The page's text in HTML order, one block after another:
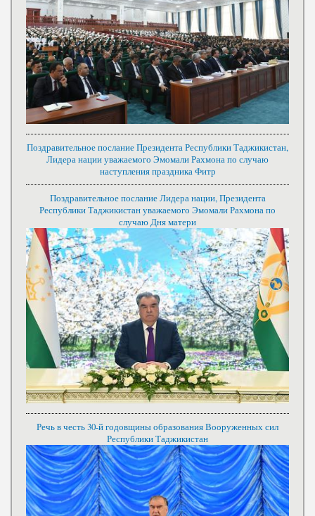
Поздравительное послание Президента Республики Таджикистан,
Лидера нации уважаемого Эмомали Рахмона по случаю
наступления праздника Фитр
Поздравительное послание Лидера нации, Президента
Республики Таджикистан уважаемого Эмомали Рахмона по
случаю Дня матери
Речь в честь 30-й годовщины образования Вооруженных сил
Республики Таджикистан